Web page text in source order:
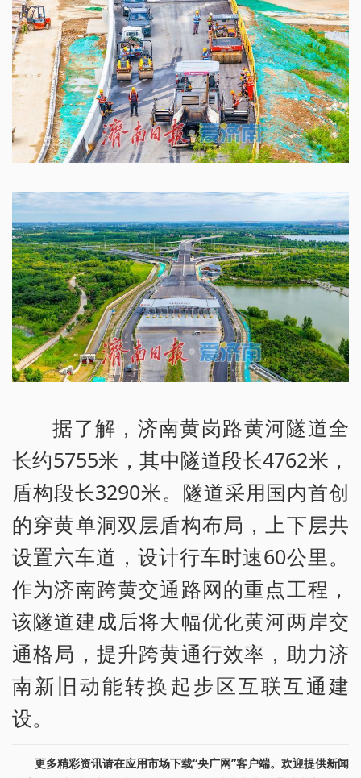
据了解，济南黄岗路黄河隧道全
长约5755米，其中隧道段长4762米，
盾构段长3290米。隧道采用国内首创
的穿黄单洞双层盾构布局，上下层共
设置六车道，设计行车时速60公里。
作为济南跨黄交通路网的重点工程，
该隧道建成后将大幅优化黄河两岸交
通格局，提升跨黄通行效率，助力济
南新旧动能转换起步区互联互通建
设。
更多精彩资讯请在应用市场下载“央广网”客户端。欢迎提供新闻